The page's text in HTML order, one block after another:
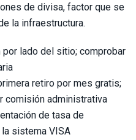
de divisa, factor que se
la infraestructura.
por lado del sitio; comprobar
retiro por mes gratis;
comisión administrativa
de tasa de
sistema VISA